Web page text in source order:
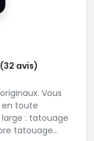
avis)
Vous
en toute
: tatouage
tatouage